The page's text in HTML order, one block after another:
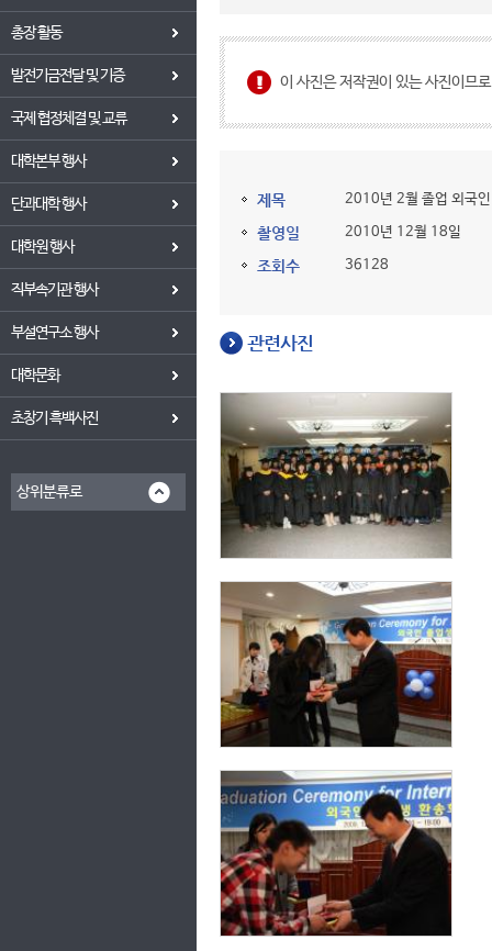
총장 활동
발전기금전달 및 기증
국제 협정체결 및 교류
대학본부 행사
단과대학 행사
대학원 행사
직부속기관 행사
부설연구소 행사
대학문화
초창기 흑백사진
상위분류로
이 사진은 저작권이 있는 사진이므
제목 2010년 2월 졸업 외국
촬영일 2010년 12월 18일
조회수 36128
관련사진